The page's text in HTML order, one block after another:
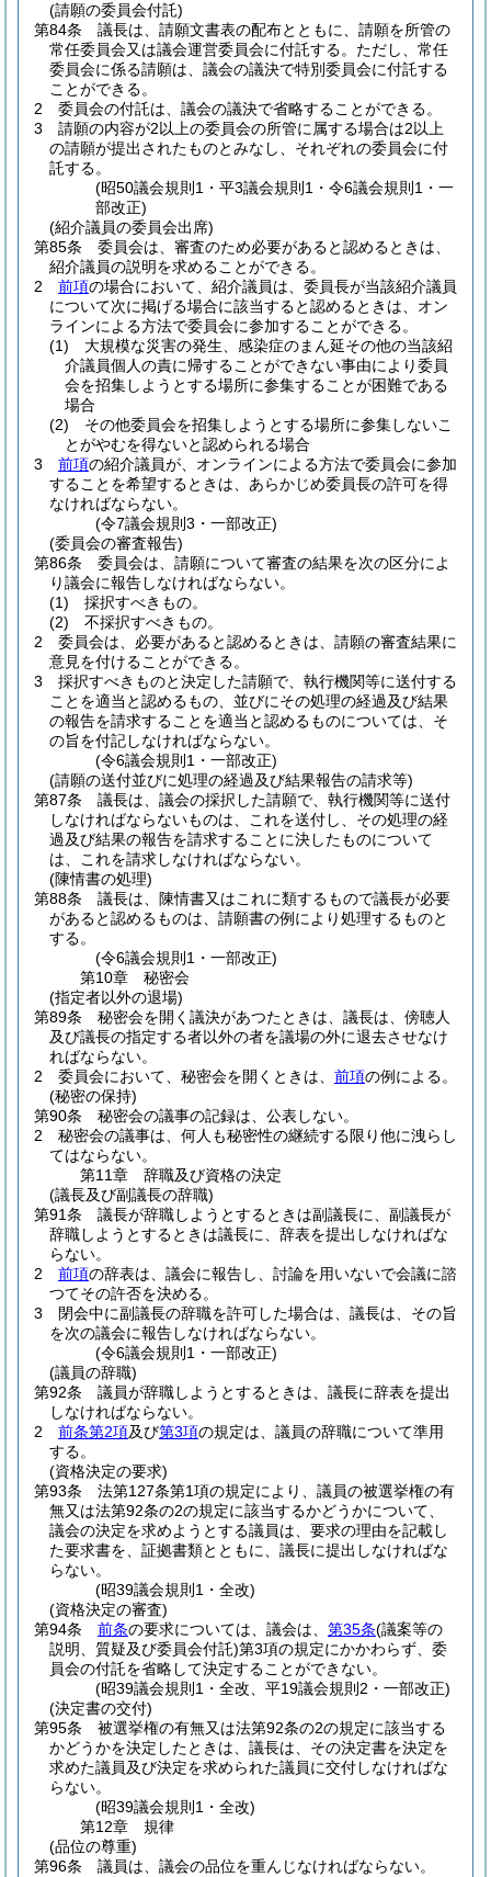
(請願の委員会付託)
第84条
議長は、請願文書表の配布とともに、請願を所管の
常任委員会又は議会運営委員会に付託する。 ただし、常任
委員会に係る請願は、議会の議決で特別委員会に付託する
ことができる。
2
委員会の付託は、議会の議決で省略することができる。
3
請願の内容が2以上の委員会の所管に属する場合は2以上
の請願が提出されたものとみなし、それぞれの委員会に付
託する。
(昭50議会規則1・平3議会規則1・令6議会規則1・一
部改正)
(紹介議員の委員会出席)
第85条
委員会は、審査のため必要があると認めるときは、
紹介議員の説明を求めることができる。
2
前項の場合において、紹介議員は、委員長が当該紹介議員
について次に掲げる場合に該当すると認めるときは、オン
ラインによる方法で委員会に参加することができる。
(1)
大規模な災害の発生、感染症のまん延その他の当該紹
介議員個人の責に帰することができない事由により委員
会を招集しようとする場所に参集することが困難である
場合
(2)
その他委員会を招集しようとする場所に参集しないこ
とがやむを得ないと認められる場合
3
前項の紹介議員が、オンラインによる方法で委員会に参加
することを希望するときは、あらかじめ委員長の許可を得
なければならない。
(令7議会規則3・一部改正)
(委員会の審査報告)
第86条
委員会は、請願について審査の結果を次の区分によ
り議会に報告しなければならない。
(1)
採択すべきもの。
(2)
不採択すべきもの。
2
委員会は、必要があると認めるときは、請願の審査結果に
意見を付けることができる。
3
採択すべきものと決定した請願で、執行機関等に送付する
ことを適当と認めるもの、並びにその処理の経過及び結果
の報告を請求することを適当と認めるものについては、そ
の旨を付記しなければならない。
(令6議会規則1・一部改正)
(請願の送付並びに処理の経過及び結果報告の請求等)
第87条
議長は、議会の採択した請願で、執行機関等に送付
しなければならないものは、これを送付し、その処理の経
過及び結果の報告を請求することに決したものについて
は、これを請求しなければならない。
(陳情書の処理)
第88条
議長は、陳情書又はこれに類するもので議長が必要
があると認めるものは、請願書の例により処理するものと
する。
(令6議会規則1・一部改正)
第10章
秘密会
(指定者以外の退場)
第89条
秘密会を開く議決があつたときは、議長は、傍聴人
及び議長の指定する者以外の者を議場の外に退去させなけ
ればならない。
2
委員会において、秘密会を開くときは、 前項の例による。
(秘密の保持)
第90条
秘密会の議事の記録は、公表しない。
2
秘密会の議事は、何人も秘密性の継続する限り他に洩らし
てはならない。
第11章
辞職及び資格の決定
(議長及び副議長の辞職)
第91条
議長が辞職しようとするときは副議長に、副議長が
辞職しようとするときは議長に、辞表を提出しなければな
らない。
2
前項の辞表は、議会に報告し、討論を用いないで会議に諮
つてその許否を決める。
3
閉会中に副議長の辞職を許可した場合は、議長は、その旨
を次の議会に報告しなければならない。
(令6議会規則1・一部改正)
(議員の辞職)
第92条
議員が辞職しようとするときは、議長に辞表を提出
しなければならない。
2
前条第2項及び第3項の規定は、議員の辞職について準用
する。
(資格決定の要求)
第93条
法第127条第1項の規定により、議員の被選挙権の有
無又は法第92条の2の規定に該当するかどうかについて、
議会の決定を求めようとする議員は、要求の理由を記載し
た要求書を、証拠書類とともに、議長に提出しなければな
らない。
(昭39議会規則1・全改)
(資格決定の審査)
第94条
前条の要求については、議会は、 第35条(議案等の
説明、質疑及び委員会付託)第3項の規定にかかわらず、委
員会の付託を省略して決定することができない。
(昭39議会規則1・全改、平19議会規則2・一部改正)
(決定書の交付)
第95条
被選挙権の有無又は法第92条の2の規定に該当する
かどうかを決定したときは、議長は、その決定書を決定を
求めた議員及び決定を求められた議員に交付しなければな
らない。
(昭39議会規則1・全改)
第12章
規律
(品位の尊重)
第96条
議員は、議会の品位を重んじなければならない。